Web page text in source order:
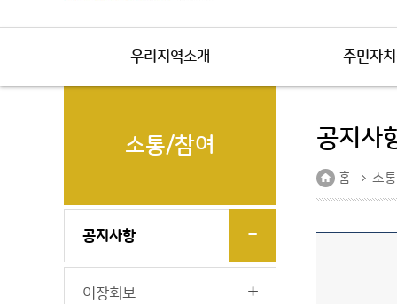
우리지역소개 주민자
소통/참여
공지사항
이장회보
공지사
홈 소